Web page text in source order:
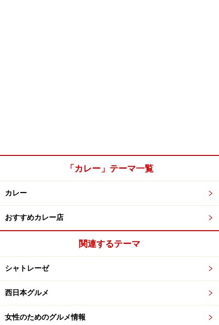
「カレー」テーマ一覧
カレー
おすすめカレー店
関連するテーマ
シャトレーゼ
西日本グルメ
女性のためのグルメ情報